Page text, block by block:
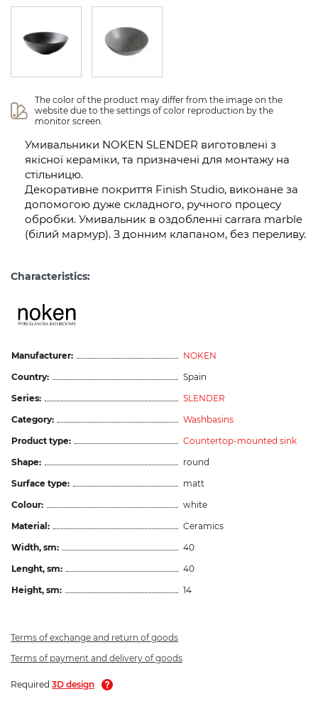
The color of the product may differ from the image on the
website due to the settings of color reproduction by the
monitor screen.
Умивальники NOKEN SLENDER виготовлені з
якісної кераміки, та призначені для монтажу на
стільницю.
Декоративне покриття Finish Studio, виконане за
допомогою дуже складного, ручного процесу
обробки. Умивальник в оздобленні carrara marble
(білий мармур). З донним клапаном, без переливу.
Characteristics:
Manufacturer:
NOKEN
Country:
Spain
Series:
SLENDER
Category:
Washbasins
Product type:
Countertop-mounted sink
Shape:
round
Surface type:
matt
Colour:
white
Material:
Ceramics
Width, sm:
40
Lenght, sm:
40
Height, sm:
14
Terms of exchange and return of goods
Terms of payment and delivery of goods
Required 3D design